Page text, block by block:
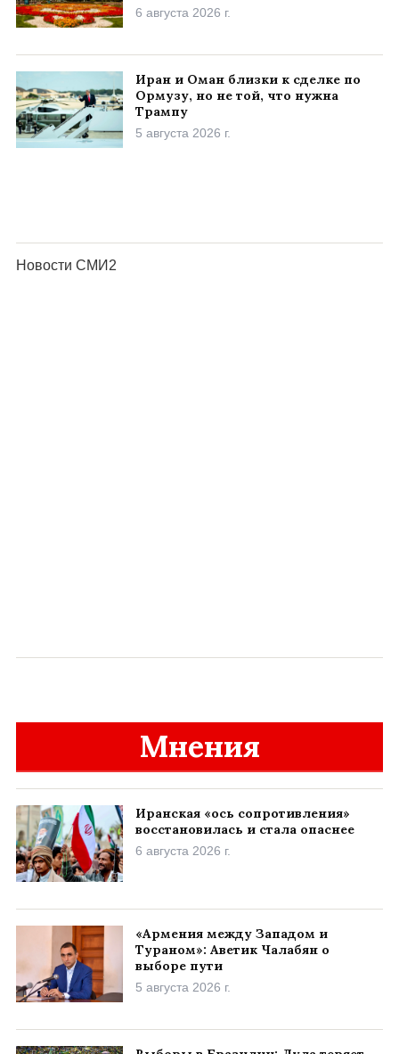
6 августа 2026 г.
Иран и Оман близки к сделке по
Ормузу, но не той, что нужна
Трампу
5 августа 2026 г.
Мнения
Иранская «ось сопротивления»
восстановилась и стала опаснее
6 августа 2026 г.
«Армения между Западом и
Тураном»: Аветик Чалабян о
выборе пути
5 августа 2026 г.